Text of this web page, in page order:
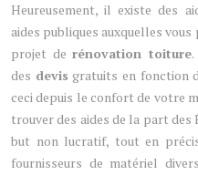
Heureusement, il existe des
aides publiques auxquelles
projet derénovation toiture.
des devis gratuits en fonction
ceci depuis le confort de votre
trouver des aides de la part
but non lucratif, tout en
fournisseurs de matériel